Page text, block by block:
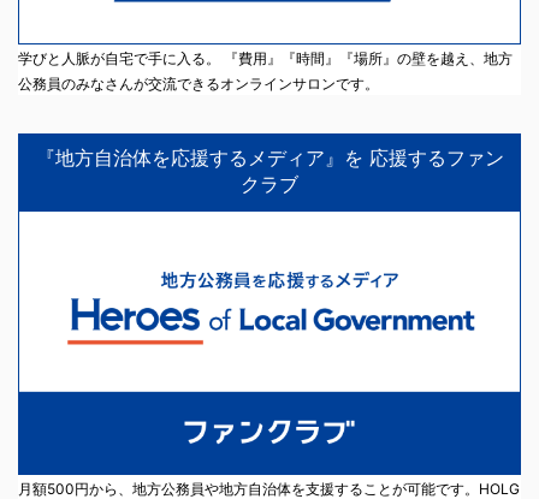
学びと人脈が自宅で手に入る。 『費用』『時間』『場所』の壁を越え、地方
公務員のみなさんが交流できるオンラインサロンです。
『地方自治体を応援するメディア』を 応援するファン
クラブ
月額500円から、地方公務員や地方自治体を支援することが可能です。HOLG